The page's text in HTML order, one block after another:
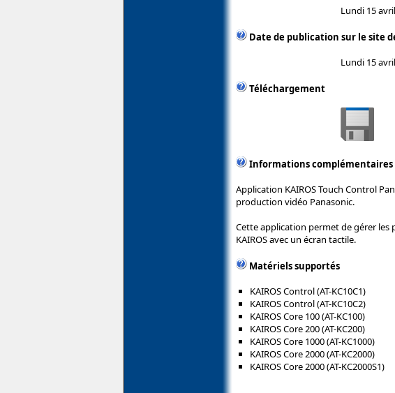
Lundi 15
Date de publication sur le site
Lundi 15
Téléchargement
Informations complémentaires
Application KAIROS Touch Control
production vidéo Panasonic.
Cette application permet de gérer
KAIROS avec un écran tactile.
Matériels supportés
KAIROS Control (AT-KC10C1)
KAIROS Control (AT-KC10C2)
KAIROS Core 100 (AT-KC100)
KAIROS Core 200 (AT-KC200)
KAIROS Core 1000 (AT-KC1000)
KAIROS Core 2000 (AT-KC2000)
KAIROS Core 2000 (AT-KC2000S1)